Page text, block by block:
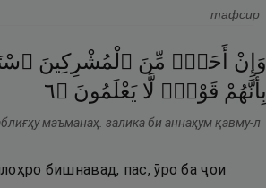
тафсир
وَإِنْ أَحَدٌۭ مِّنَ ٱلْمُشْرِكِينَ
بِأَنَّهُمْ قَوْمٌۭ لَّا يَعْلَمُونَ ۝٦
маъманаҳ. залика би аннаҳум қавму-л
бишнавад, пас, ӯро ба ҷои